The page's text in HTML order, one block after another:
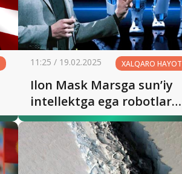
11:25 / 19.02.2025 XALQARO HAYOT
Ilon Mask Marsga sunʼiy
intellektga ega robotlarni
yubormoqchi